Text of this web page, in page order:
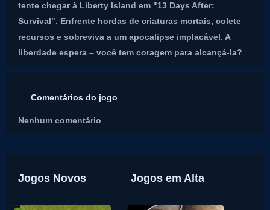
tente chegar à Liberty Island em "13 Days After:
Survival". Enfrente hordas de criaturas mortais, colete
recursos e sobreviva a um apocalipse implacável. A
liberdade espera – você tem coragem para alcançá-la?
Comentários do jogo
Nenhum comentário
Jogos Novos Jogos em Alta